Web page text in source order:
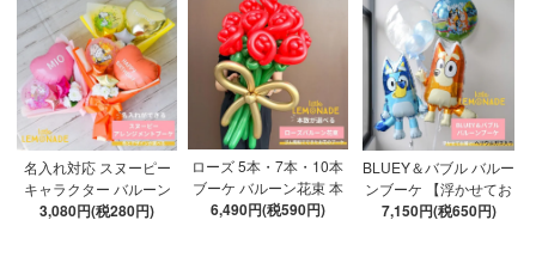
名入れ対応 スヌーピー
キャラクター バルーン
ブーケ 選べる7種 【膨ら
3,080円(税280円)
ローズ 5本・7本・10本
ブーケ バルーン花束 本
数が選べる 【膨らませ
6,490円(税590円)
BLUEY＆バブル バルー
ンブーケ 【浮かせてお
届け】 ヘリウムガス入
7,150円(税650円)